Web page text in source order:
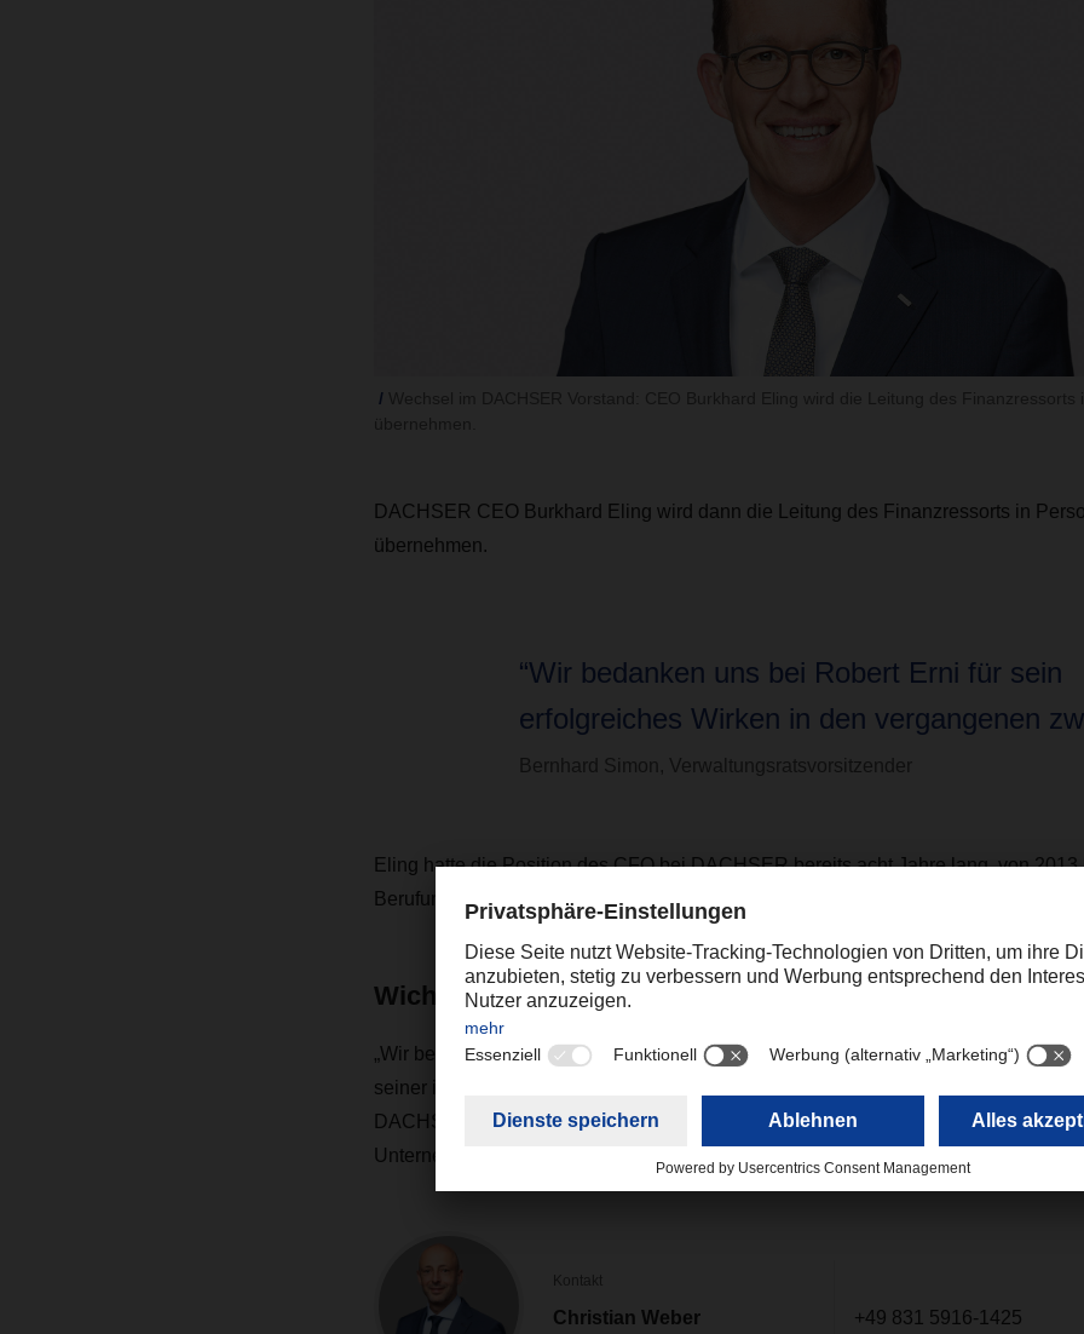
DACHSER CEO Burkhard Eling wird dann die Leitung des Finanzressorts in
übernehmen.
“Wir bedanken uns bei Robert Erni für sein
erfolgreiches Wirken in den vergangenen
Bernhard Simon, Verwaltungsratsvorsitzender
Eling hatte die Position des CFO bei DACHSER bereits acht Jahre lang, von 2013
Berufung zum Vorstandsvorsitzenden am 1.1.2021, inne.
Wichtige Impulse
„Wir bedanken uns bei Robert Erni für sein erfolgreiches Wirken in den
seiner immensen Erfahrung und seinem frischen Blick von außen hat er das
DACHSER zukunftsgerichtet weiterentwickelt und im Vorstand wichtige Impulse
Unternehmen gegeben“, sagt Bernhard Simon, Verwaltungsratsvorsitzender von
Kontakt
Christian Weber
+49 831 5916-1425